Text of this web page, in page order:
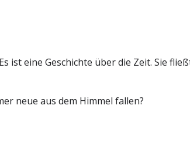
ist eine Geschichte über die Zeit. Sie
neue aus dem Himmel fallen?